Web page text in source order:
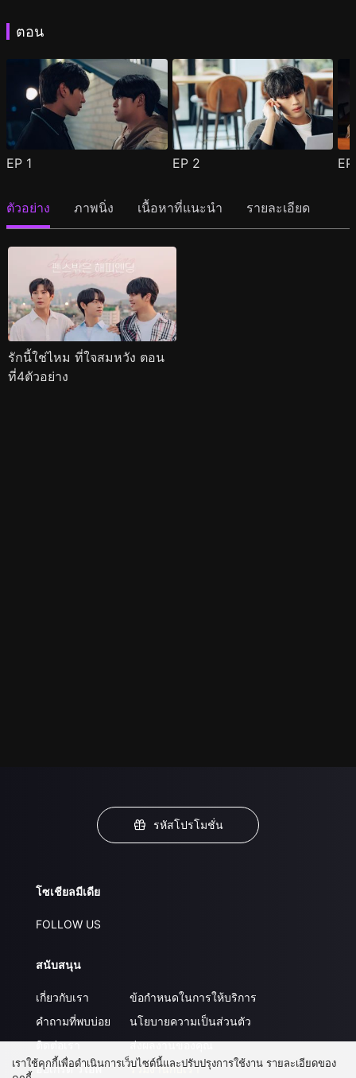
ตอน
EP 1 EP 2
ตัวอย่าง ภาพนิ่ง เนื้อหาที่แนะนำ รายละเอียด
รักนี้ใช่ไหม ที่ใจสมหวัง ตอน
ที่4ตัวอย่าง
รหัสโปรโมชั่น
โซเชียลมีเดีย
FOLLOW US
สนับสนุน
เกี่ยวกับเรา
คำถามที่พบบ่อย
ติดต่อเรา
อัปเกรด วีไอพี
ข้อกำหนดในการให้บริการ
นโยบายความเป็นส่วนตัว
ส่งผลงานของคุณ
ร่วมงานกับเรา
เราใช้คุกกี้เพื่อดำเนินการเว็บไซต์นี้และปรับปรุงการใช้งาน รายละเอียดของ